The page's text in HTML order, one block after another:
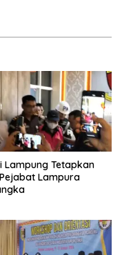
Lampung Tetapkan
Lampura